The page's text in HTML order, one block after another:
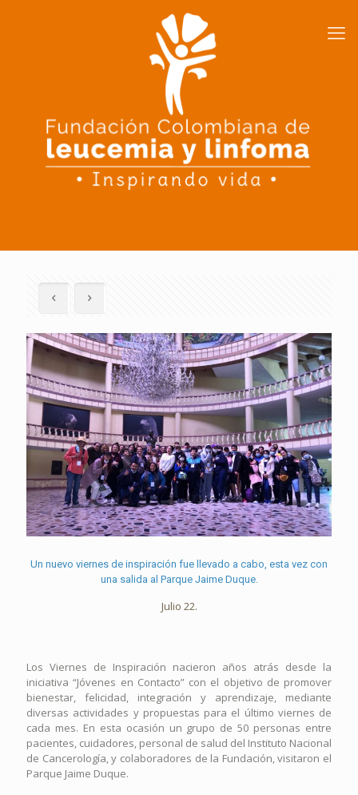
Un nuevo viernes de inspiración fue llevado a cabo, esta vez con
una salida al Parque Jaime Duque.
Julio 22.
Los Viernes de Inspiración nacieron años atrás desde la
iniciativa “Jóvenes en Contacto” con el objetivo de promover
bienestar, felicidad, integración y aprendizaje, mediante
diversas actividades y propuestas para el último viernes de
cada mes. En esta ocasión un grupo de 50 personas entre
pacientes, cuidadores, personal de salud del Instituto Nacional
de Cancerología, y colaboradores de la Fundación, visitaron el
Parque Jaime Duque.